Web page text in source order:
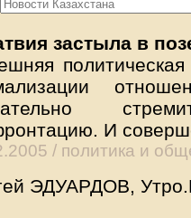
застыла в
И
/ политика и
ЭДУАРДОВ,